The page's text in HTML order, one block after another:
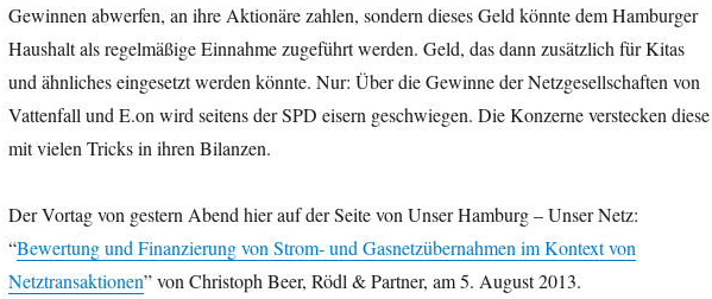
Gewinnen abwerfen, an ihre Aktionäre zahlen, sondern dieses Geld könnte dem Hamburger
Haushalt als regelmäßige Einnahme zugeführt werden. Geld, das dann zusätzlich für Kitas
und ähnliches eingesetzt werden könnte. Nur: Über die Gewinne der Netzgesellschaften von
Vattenfall und E.on wird seitens der SPD eisern geschwiegen. Die Konzerne verstecken diese
mit vielen Tricks in ihren Bilanzen.
Der Vortag von gestern Abend hier auf der Seite von Unser Hamburg – Unser Netz:
“Bewertung und Finanzierung von Strom- und Gasnetzübernahmen im Kontext von
Netztransaktionen” von Christoph Beer, Rödl & Partner, am 5. August 2013.